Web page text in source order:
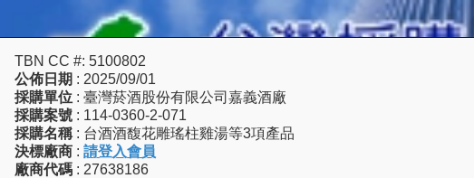
TBN CC #: 5100802
公佈日期 : 2025/09/01
採購單位 : 臺灣菸酒股份有限公司嘉義酒廠
採購案號 : 114-0360-2-071
採購名稱 : 台酒酒馥花雕瑤柱雞湯等3項產品
決標廠商 : 請登入會員
廠商代碼 : 27638186